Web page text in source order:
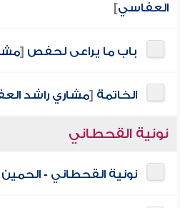
العفاسي]
باب ما يراعى لحفص [
الخاتمة [مشاري راشد
نونية القحطاني
نونية القحطاني - الحمين